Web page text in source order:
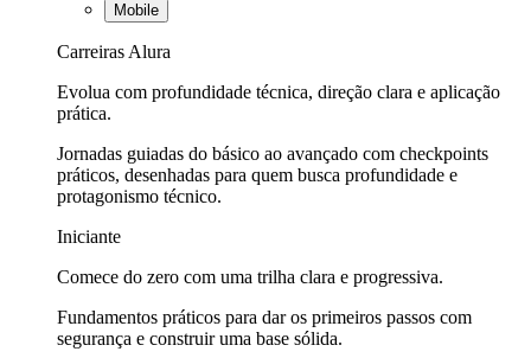
Mobile
Carreiras Alura
Evolua com profundidade técnica, direção clara e aplicação
prática.
Jornadas guiadas do básico ao avançado com checkpoints
práticos, desenhadas para quem busca profundidade e
protagonismo técnico.
Iniciante
Comece do zero com uma trilha clara e progressiva.
Fundamentos práticos para dar os primeiros passos com
segurança e construir uma base sólida.